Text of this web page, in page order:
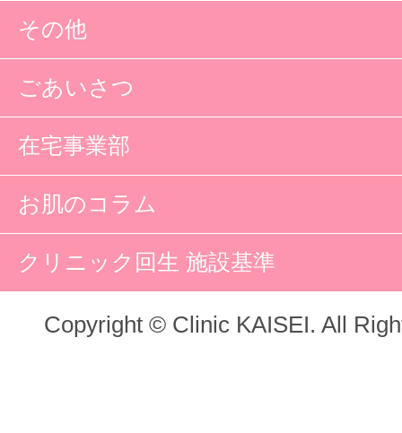
その他
ごあいさつ
在宅事業部
お肌のコラム
クリニック回生 施設基準
Copyright © Clinic KAISEI. All